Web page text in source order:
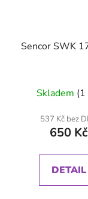
Sencor SWK
Skladem (1
537 Kč bez
650 Kč
DETAIL